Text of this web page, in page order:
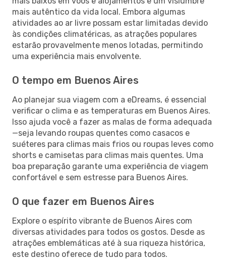
mais autêntico da vida local. Embora algumas
atividades ao ar livre possam estar limitadas devido
às condições climatéricas, as atrações populares
estarão provavelmente menos lotadas, permitindo
uma experiência mais envolvente.
O tempo em Buenos Aires
Ao planejar sua viagem com a eDreams, é essencial
verificar o clima e as temperaturas em Buenos Aires.
Isso ajuda você a fazer as malas de forma adequada
—seja levando roupas quentes como casacos e
suéteres para climas mais frios ou roupas leves como
shorts e camisetas para climas mais quentes. Uma
boa preparação garante uma experiência de viagem
confortável e sem estresse para Buenos Aires.
O que fazer em Buenos Aires
Explore o espírito vibrante de Buenos Aires com
diversas atividades para todos os gostos. Desde as
atrações emblemáticas até à sua riqueza histórica,
este destino oferece de tudo para todos.